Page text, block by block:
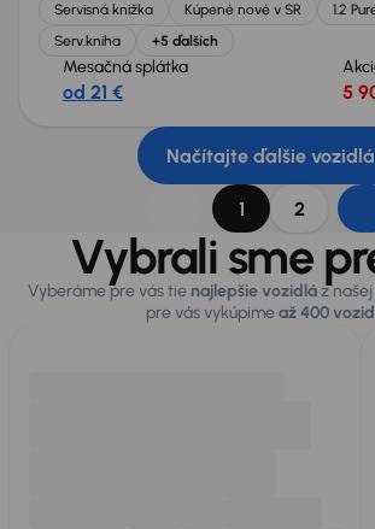
Servisná knižka Kúpené nové v SR
1.2
Serv.kniha
+5 ďalších
Mesačná splátka
od 21 € 5
Načítajte ďalšie vozidlá
1 2
Vybrali sme
Vyberáme pre vás tie najlepšie vozidláz našej
pre vás vykúpimeaž 400